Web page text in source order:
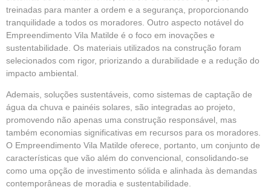
treinadas para manter a ordem e a segurança, proporcionando
tranquilidade a todos os moradores. Outro aspecto notável do
Empreendimento Vila Matilde é o foco em inovações e
sustentabilidade. Os materiais utilizados na construção foram
selecionados com rigor, priorizando a durabilidade e a redução do
impacto ambiental.
Ademais, soluções sustentáveis, como sistemas de captação de
água da chuva e painéis solares, são integradas ao projeto,
promovendo não apenas uma construção responsável, mas
também economias significativas em recursos para os moradores.
O Empreendimento Vila Matilde oferece, portanto, um conjunto de
características que vão além do convencional, consolidando-se
como uma opção de investimento sólida e alinhada às demandas
contemporâneas de moradia e sustentabilidade.